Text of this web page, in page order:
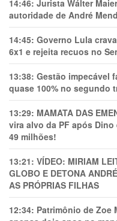
14:46: Jurista Wálter
autoridade de André
14:45: Governo Lula
6x1 e rejeita recuos no
13:38: Gestão impecável
quase 100% no segundo
13:29: MAMATA DAS
vira alvo da PF após
49 milhões!
13:21: VÍDEO: MIRIAM
GLOBO E DETONA
AS PRÓPRIAS FILHAS
12:34: Patrimônio de Zoe